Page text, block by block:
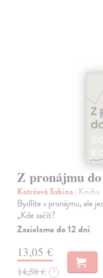
Z pronájmu
Kotrčová Sabina| Kniha
Bydlíte v pronájmu, ale
„Kde začít?
Zasielame do 12 dní
13,05 €
14,50 € ?